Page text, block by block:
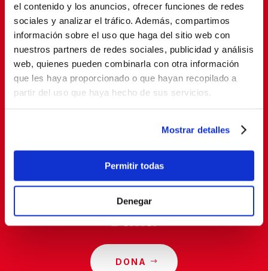
el contenido y los anuncios, ofrecer funciones de redes
sociales y analizar el tráfico. Además, compartimos
información sobre el uso que haga del sitio web con
nuestros partners de redes sociales, publicidad y análisis
web, quienes pueden combinarla con otra información
que les haya proporcionado o que hayan recopilado a
partir del uso que haya hecho de sus servicios.
Mostrar detalles
Permitir todas
Denegar
SUSCRIBETE
Al suscribirte, estás aceptando nuestrapolítica de
DONA